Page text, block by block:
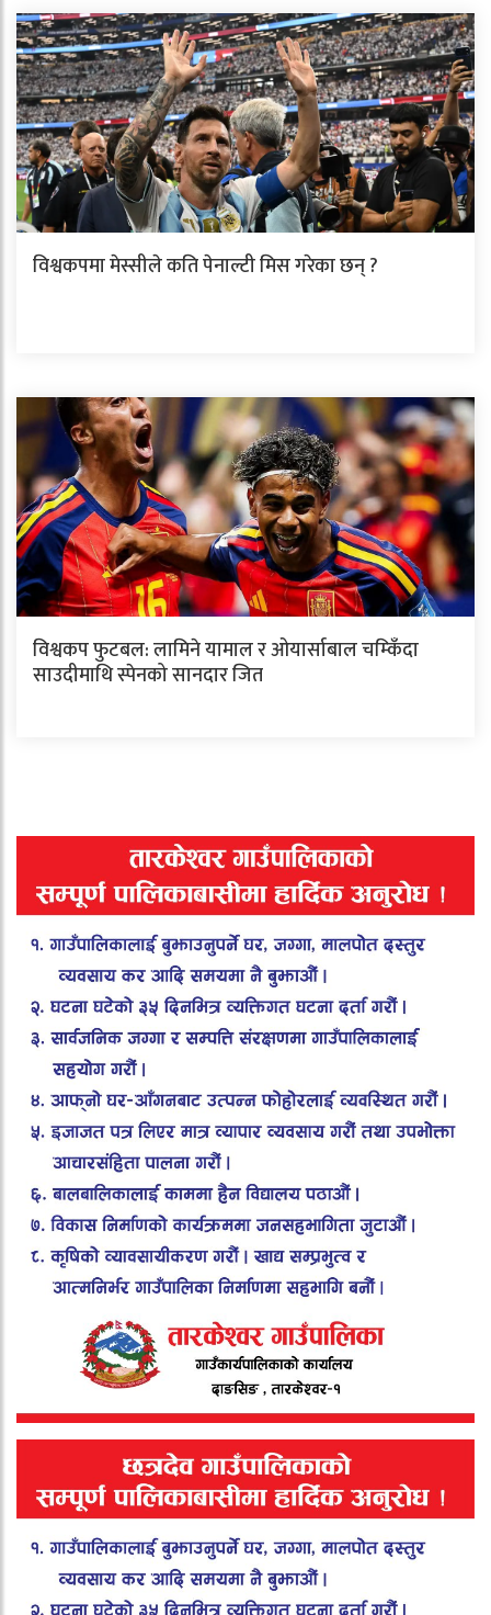
विश्वकपमा मेस्सीले कति पेनाल्टी मिस गरेका छन् ?
विश्वकप फुटबल: लामिने यामाल र ओयार्साबाल चम्किँदा
साउदीमाथि स्पेनको सानदार जित